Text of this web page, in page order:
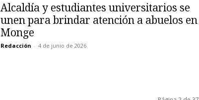
Alcaldía y estudiantes universitarios se
unen para brindar atención a abuelos en
Monge
Redacción - 4 de junio de 2026